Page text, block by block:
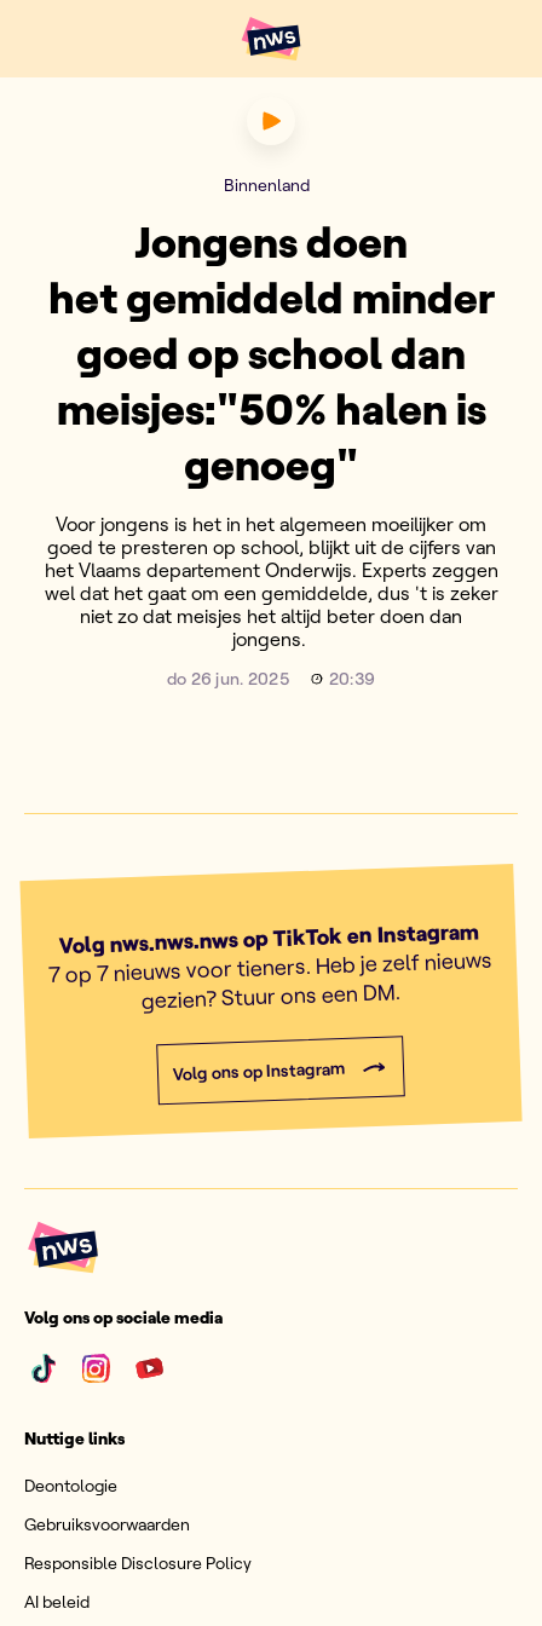
Hoofdpunten VRT NWS
Jongens doen het
Binnenland
Jongens doen
het gemiddeld minder
goed op school dan
meisjes:"50% halen is
genoeg"
Voor jongens is het in het algemeen moeilijker om
goed te presteren op school, blijkt uit de cijfers van
het Vlaams departement Onderwijs. Experts zeggen
wel dat het gaat om een gemiddelde, dus 't is zeker
niet zo dat meisjes het altijd beter doen dan
jongens.
do 26 jun. 2025 20:39
Volg nws.nws.nws op TikTok en Instagram
7 op 7 nieuws voor tieners. Heb je zelf nieuws
gezien? Stuur ons een DM.
Volg ons op Instagram
Volg ons op sociale media
Nuttige links
Deontologie
Gebruiksvoorwaarden
Responsible Disclosure Policy
AI beleid